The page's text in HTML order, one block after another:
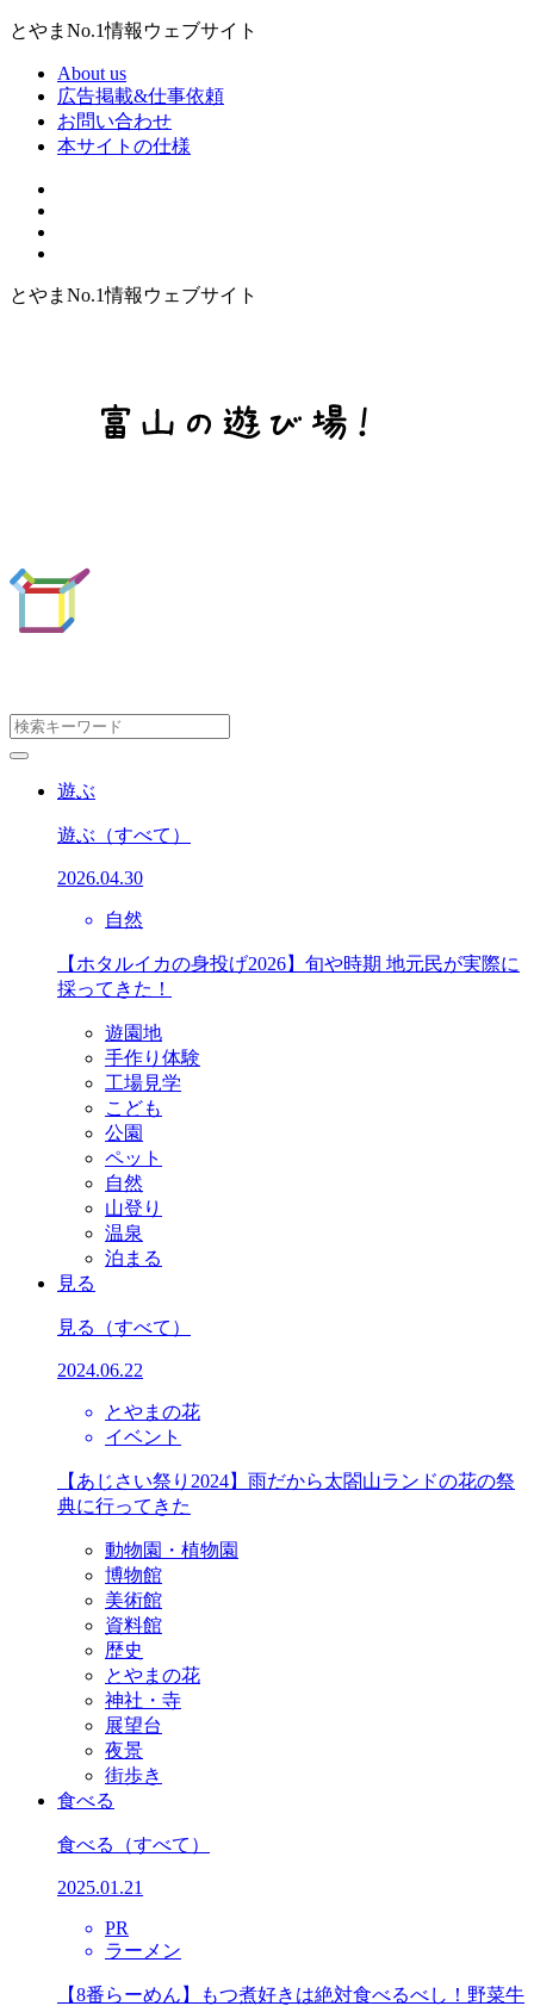
とやまNo.1情報ウェブサイト
About us
広告掲載&仕事依頼
お問い合わせ
本サイトの仕様
とやまNo.1情報ウェブサイト
遊ぶ
遊ぶ （すべて）
2026.04.30
自然
【ホタルイカの身投げ2026】旬や時期 地元民が実際に
採ってきた！
遊園地
手作り体験
工場見学
こども
公園
ペット
自然
山登り
温泉
泊まる
見る
見る （すべて）
2024.06.22
とやまの花
イベント
【あじさい祭り2024】雨だから太閤山ランドの花の祭
典に行ってきた
動物園・植物園
博物館
美術館
資料館
歴史
とやまの花
神社・寺
展望台
夜景
街歩き
食べる
食べる （すべて）
2025.01.21
PR
ラーメン
【8番らーめん】もつ煮好きは絶対食べるべし！野菜牛